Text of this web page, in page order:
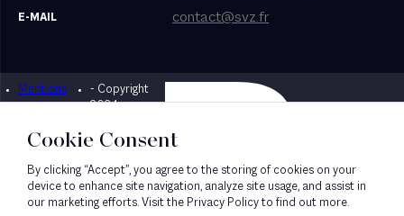
E-MAIL contact@svz.fr
Mentions
légales
- Copyright
2024
Designed by Bonhomme
Cookie Consent
By clicking “Accept”, you agree to the storing of cookies on your
device to enhance site navigation, analyze site usage, and assist in
our marketing efforts. Visit the Privacy Policy to find out more.